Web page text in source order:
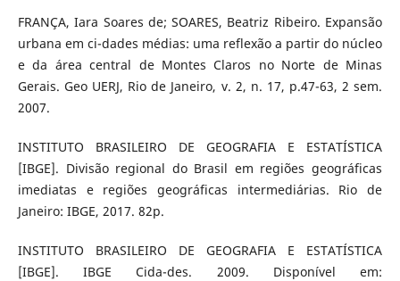
FRANÇA, Iara Soares de; SOARES, Beatriz Ribeiro. Expansão
urbana em ci-dades médias: uma reflexão a partir do núcleo
e da área central de Montes Claros no Norte de Minas
Gerais. Geo UERJ, Rio de Janeiro, v. 2, n. 17, p.47-63, 2 sem.
2007.
INSTITUTO BRASILEIRO DE GEOGRAFIA E ESTATÍSTICA
[IBGE]. Divisão regional do Brasil em regiões geográficas
imediatas e regiões geográficas intermediárias. Rio de
Janeiro: IBGE, 2017. 82p.
INSTITUTO BRASILEIRO DE GEOGRAFIA E ESTATÍSTICA
[IBGE]. IBGE Cida-des. 2009. Disponível em: